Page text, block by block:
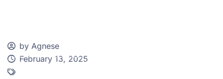
by Agnese
February 13, 2025